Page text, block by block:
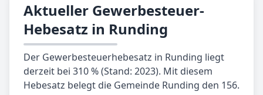
Aktueller Gewerbesteuer-
Hebesatz in Runding
Der Gewerbesteuerhebesatz in Runding liegt
derzeit bei 310 % (Stand: 2023). Mit diesem
Hebesatz belegt die Gemeinde Runding den 156.